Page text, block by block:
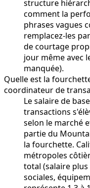
structure
comment la
phrases vagues
remplacez-les
de courtage
jour même avec
manquée).
Quelle est la
coordinateur de
Le salaire de
transactions
selon le marché
partie du
la fourchette.
métropoles
total (salaire plus
sociales,